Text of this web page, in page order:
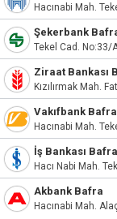
Hacınabi Mah.
Şekerbank
Tekel Cad. No:33/
Ziraat Bankası
Kızılırmak Mah.
Vakıfbank Bafra
Hacınabi Mah.
İş Bankası Bafra
Hacı Nabi Mah.
Akbank Bafra
Hacınabi Mah.